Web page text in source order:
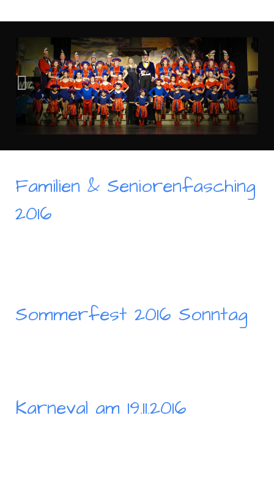
Familien & Seniorenfasching
2016
Sommerfest 2016 Sonntag
Karneval am 19.11.2016